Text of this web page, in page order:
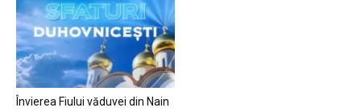
Învierea Fiului văduvei din Nain